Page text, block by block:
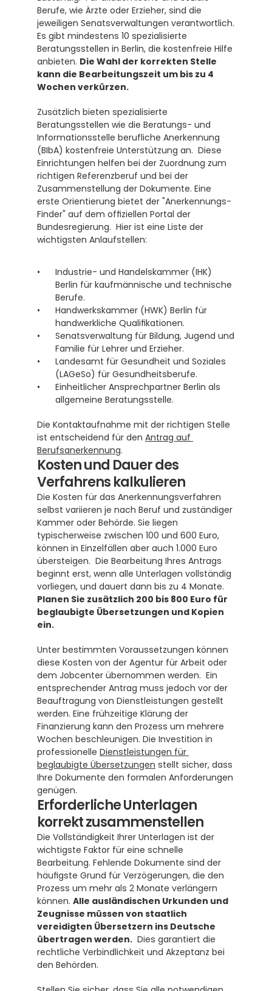
Berufe, wie Ärzte oder Erzieher, sind die
jeweiligen Senatsverwaltungen verantwortlich.
Es gibt mindestens 10 spezialisierte
Beratungsstellen in Berlin, die kostenfreie Hilfe
anbieten. Die Wahl der korrekten Stelle
kann die Bearbeitungszeit um bis zu 4
Wochen verkürzen.
Zusätzlich bieten spezialisierte
Beratungsstellen wie die Beratungs- und
Informationsstelle berufliche Anerkennung
(BIbA) kostenfreie Unterstützung an.  Diese
Einrichtungen helfen bei der Zuordnung zum
richtigen Referenzberuf und bei der
Zusammenstellung der Dokumente. Eine
erste Orientierung bietet der "Anerkennungs-
Finder" auf dem offiziellen Portal der
Bundesregierung.  Hier ist eine Liste der
wichtigsten Anlaufstellen:
Industrie- und Handelskammer (IHK)
Berlin für kaufmännische und technische
Berufe.
Handwerkskammer (HWK) Berlin für
handwerkliche Qualifikationen.
Senatsverwaltung für Bildung, Jugend und
Familie für Lehrer und Erzieher.
Landesamt für Gesundheit und Soziales
(LAGeSo) für Gesundheitsberufe.
Einheitlicher Ansprechpartner Berlin als
allgemeine Beratungsstelle.
Die Kontaktaufnahme mit der richtigen Stelle
ist entscheidend für den Antrag auf
Berufsanerkennung.
Kosten und Dauer des
Verfahrens kalkulieren
Die Kosten für das Anerkennungsverfahren
selbst variieren je nach Beruf und zuständiger
Kammer oder Behörde. Sie liegen
typischerweise zwischen 100 und 600 Euro,
können in Einzelfällen aber auch 1.000 Euro
übersteigen.  Die Bearbeitung Ihres Antrags
beginnt erst, wenn alle Unterlagen vollständig
Planen Sie zusätzlich 200 bis 800 Euro für
beglaubigte Übersetzungen und Kopien
ein.
Unter bestimmten Voraussetzungen können
diese Kosten von der Agentur für Arbeit oder
dem Jobcenter übernommen werden.  Ein
entsprechender Antrag muss jedoch vor der
Beauftragung von Dienstleistungen gestellt
werden. Eine frühzeitige Klärung der
Finanzierung kann den Prozess um mehrere
Wochen beschleunigen. Die Investition in
professionelle Dienstleistungen für
beglaubigte Übersetzungen stellt sicher, dass
Ihre Dokumente den formalen Anforderungen
genügen.
Erforderliche Unterlagen
korrekt zusammenstellen
Die Vollständigkeit Ihrer Unterlagen ist der
wichtigste Faktor für eine schnelle
Bearbeitung. Fehlende Dokumente sind der
häufigste Grund für Verzögerungen, die den
Prozess um mehr als 2 Monate verlängern
können. Alle ausländischen Urkunden und
Zeugnisse müssen von staatlich
vereidigten Übersetzern ins Deutsche
übertragen werden.
  Dies garantiert die
rechtliche Verbindlichkeit und Akzeptanz bei
den Behörden.